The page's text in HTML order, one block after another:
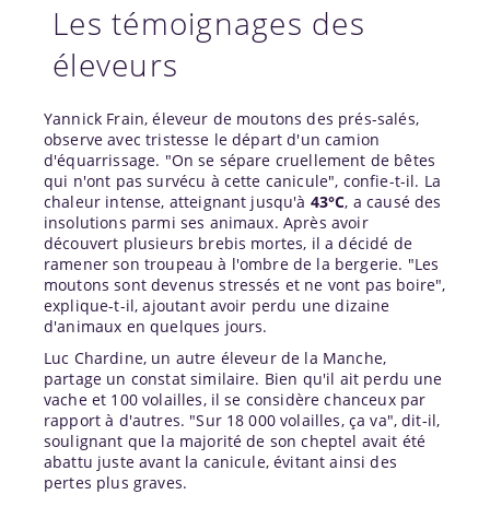
Les témoignages des
éleveurs
Yannick Frain, éleveur de moutons des prés-salés,
observe avec tristesse le départ d'un camion
d'équarrissage. "On se sépare cruellement de bêtes
qui n'ont pas survécu à cette canicule", confie-t-il. La
chaleur intense, atteignant jusqu'à 43°C, a causé des
insolutions parmi ses animaux. Après avoir
découvert plusieurs brebis mortes, il a décidé de
ramener son troupeau à l'ombre de la bergerie. "Les
moutons sont devenus stressés et ne vont pas boire",
explique-t-il, ajoutant avoir perdu une dizaine
d'animaux en quelques jours.
Luc Chardine, un autre éleveur de la Manche,
partage un constat similaire. Bien qu'il ait perdu une
vache et 100 volailles, il se considère chanceux par
rapport à d'autres. "Sur 18 000 volailles, ça va", dit-il,
soulignant que la majorité de son cheptel avait été
abattu juste avant la canicule, évitant ainsi des
pertes plus graves.